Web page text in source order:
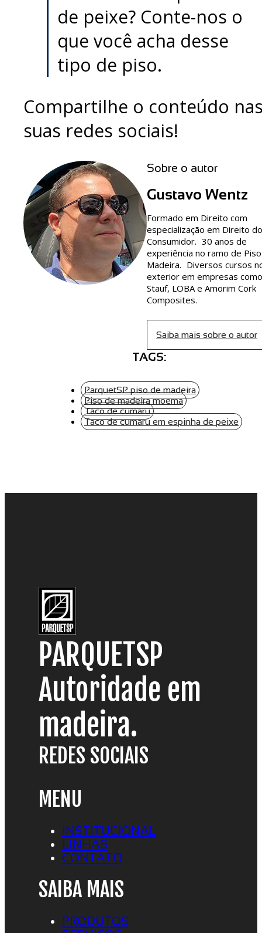
de peixe? Conte-nos o
que você acha desse
tipo de piso.
Compartilhe o conteúdo
suas redes sociais!
Sobre o autor
Gustavo Wentz
Formado em Direito com
especialização em Direito do
Consumidor. 30 anos de
experiência no ramo de
Madeira. Diversos cursos
exterior em empresas como
Stauf, LOBA e Amorim Cork
Composites.
Saiba mais sobre o autor
TAGS:
ParquetSP piso de madeira
Piso de madeira moema
Taco de cumaru
Taco de cumaru em espinha de peixe
PARQUETSP
Autoridade em
madeira.
REDES SOCIAIS
MENU
INSTITUCIONAL
LINHAS
CONTATO
SAIBA MAIS
PRODUTOS